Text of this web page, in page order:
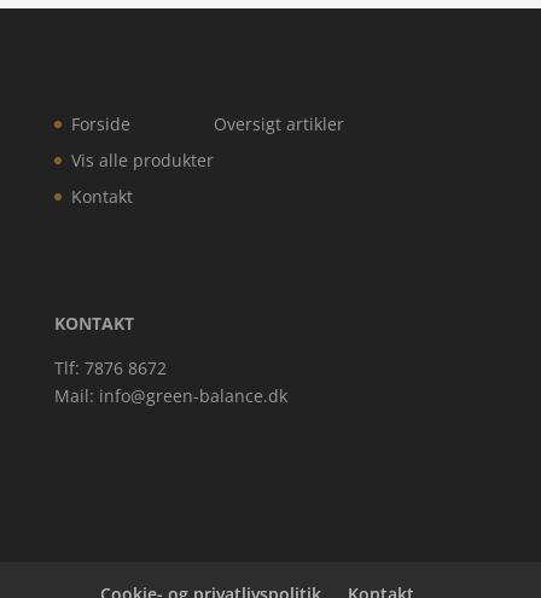
Forside
Vis alle produkter
Kontakt
Oversigt artikler
KONTAKT
Tlf: 7876 8672
Mail: info@green-balance.dk